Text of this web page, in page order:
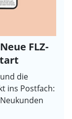
FLZ-
die
ins Postfach: